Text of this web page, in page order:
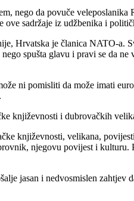
nego da povuče
sadržaje iz udžbenika i
Hrvatska je članica NATO-a.
spušta glavu i pravi se da
ni pomisliti da može imati
književnosti i dubrovačkih
književnosti, velikana,
njegovu povijest i kulturu.
jasan i nedvosmislen zahtjev